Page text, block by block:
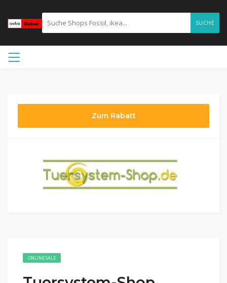
SUCHE
Zum Rabatt
ONLINE SALE